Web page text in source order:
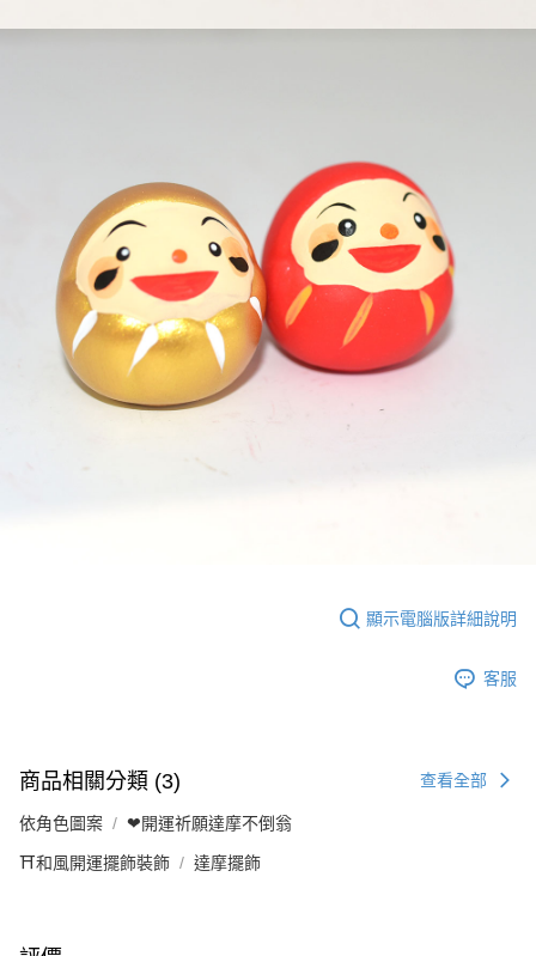
顯示電腦版詳細說明
客服
商品相關分類 (3) 查看全部
依角色圖案 ❤開運祈願達摩不倒翁
⛩️和風開運擺飾裝飾 達摩擺飾